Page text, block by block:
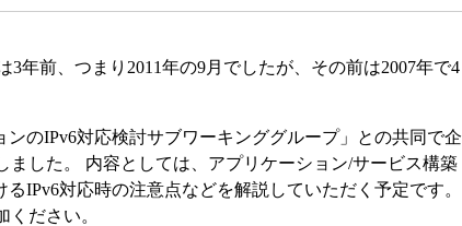
年前、つまり2011年の9月でしたが、その前は2007年で4
ンのIPv6対応検討サブワーキンググループ」との共同で企
した。 内容としては、アプリケーション/サービス構築
IPv6対応時の注意点などを解説していただく予定です。
ださい。